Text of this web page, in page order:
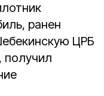
ранен
ЦРБ
получил